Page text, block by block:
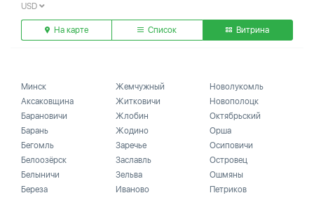
USD
На карте Список Витрина
Минск
Аксаковщина
Барановичи
Барань
Бегомль
Белоозёрск
Белыничи
Береза
Жемчужный
Житковичи
Жлобин
Жодино
Заречье
Заславль
Зельва
Иваново
Новолукомль
Новополоцк
Октябрьский
Орша
Осиповичи
Островец
Ошмяны
Петриков